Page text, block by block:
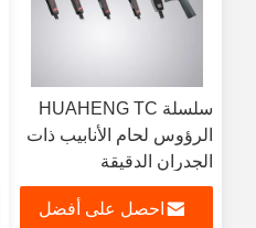
سلسلة HUAHENG TC
الرؤوس لحام الأنابيب ذات
الجدران الدقيقة
احصل على أفضل